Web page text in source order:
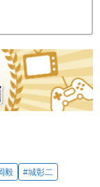
毅
#城彰二